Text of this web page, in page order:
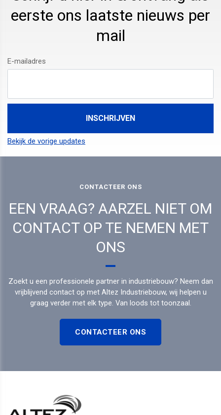
eerste ons laatste nieuws per
mail
E-mailadres
Bekijk de vorige updates
CONTACTEER ONS
EEN VRAAG? AARZEL NIET OM
CONTACT OP TE NEMEN MET
ONS
Zoekt u een professionele partner in industriebouw? Neem dan
vrijblijvend contact op met Altez Industriebouw, wij helpen u
graag verder met elk type. Van loods tot toonzaal.
CONTACTEER ONS